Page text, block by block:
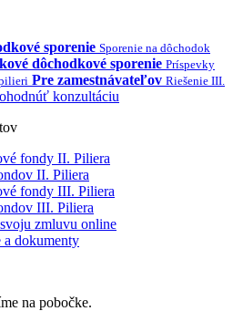
sporenie Sporenie na dôchodok
dôchodkové sporenie Príspevky
Pre zamestnávateľov Riešenie III.
konzultáciu
fondy II. Piliera
II. Piliera
fondy III. Piliera
III. Piliera
zmluvu online
a dokumenty
na pobočke.